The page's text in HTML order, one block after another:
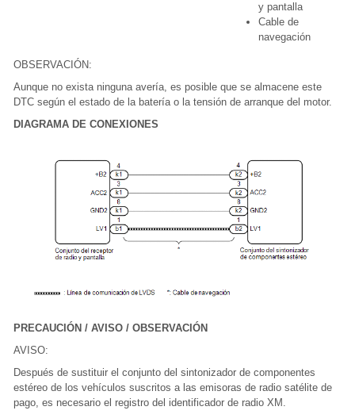
y pantalla
Cable de
navegación
OBSERVACIÓN:
Aunque no exista ninguna avería, es posible que se almacene este
DTC según el estado de la batería o la tensión de arranque del motor.
DIAGRAMA DE CONEXIONES
PRECAUCIÓN / AVISO / OBSERVACIÓN
AVISO:
Después de sustituir el conjunto del sintonizador de componentes
estéreo de los vehículos suscritos a las emisoras de radio satélite de
pago, es necesario el registro del identificador de radio XM.